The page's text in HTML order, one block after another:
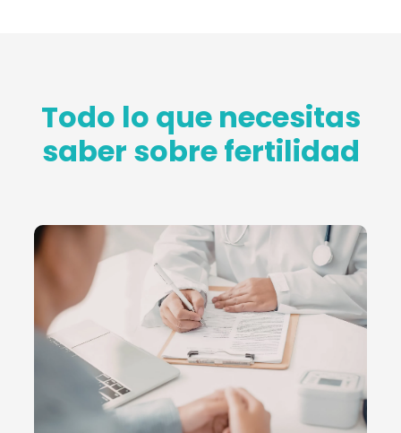
Todo lo que necesitas
saber sobre fertilidad